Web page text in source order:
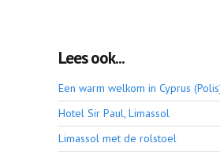
Lees ook...
Een warm welkom in Cyprus
Hotel Sir Paul, Limassol
Limassol met de rolstoel